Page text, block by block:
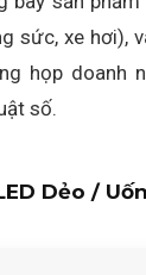
sức, xe hơi),
họp doanh
số.
Dẻo /